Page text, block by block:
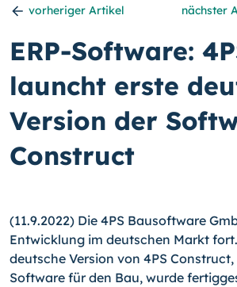
vorheriger Artikel nächster
ERP-Software:
launcht erste
Version der
Construct
(11.9.2022) Die 4PS Bausoftware
Entwicklung im deutschen Markt
deutsche Version von 4PS
Software für den Bau, wurde